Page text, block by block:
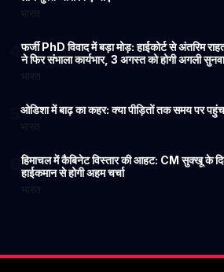
4फर्जी PhD विवाद में बड़ा मोड़: हाईकोर्ट से अंतरिम
ने फिर संभाला कार्यभार, 3 अगस्त को होगी अगली
ओडिशा में बाढ़ का कहर: क्या पीड़ितों तक समय पर पहुंच
6हिमाचल में कैबिनेट विस्तार की आहट: CM सुक्खू के
हाईकमान से होगी अहम चर्चा